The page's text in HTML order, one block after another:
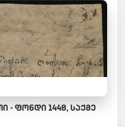
- ᲤᲝᲜᲓᲘ 1448, ᲡᲐᲥᲛᲔ